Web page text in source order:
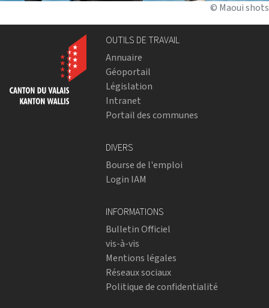
© Maoui shots
OUTILS DE TRAVAIL
Annuaire
Géoportail
Législation
Intranet
Portail des communes
DIVERS
Bourse de l'emploi
Login IAM
INFORMATIONS
Bulletin Officiel
vis-à-vis
Mentions légales
Réseaux sociaux
Politique de confidentialité